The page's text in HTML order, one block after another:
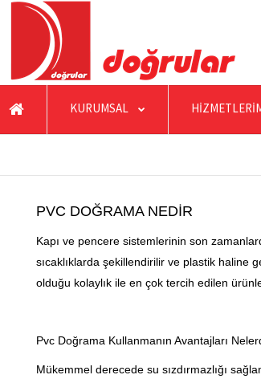
KURUMSAL
PVC DOĞRAMA NEDİR
Kapı ve pencere sistemlerinin son
sıcaklıklarda şekillendirilir ve plastik haline
olduğu kolaylık ile en çok tercih edilen
Pvc Doğrama Kullanmanın Avantajları
Mükemmel derecede su sızdırmazlığı